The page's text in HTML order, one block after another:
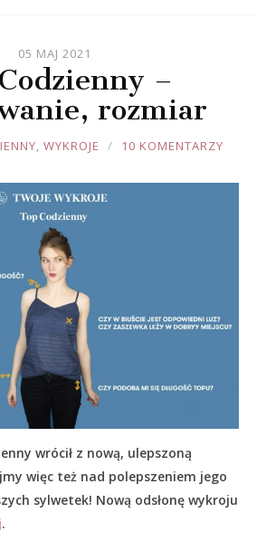
05 MAJ 2021
–
rozmiar
, WYKROJE 10 KOMENTARZY
wrócił z nową, ulepszoną
więc też nad polepszeniem jego
sylwetek! Nową odsłonę wykroju
.